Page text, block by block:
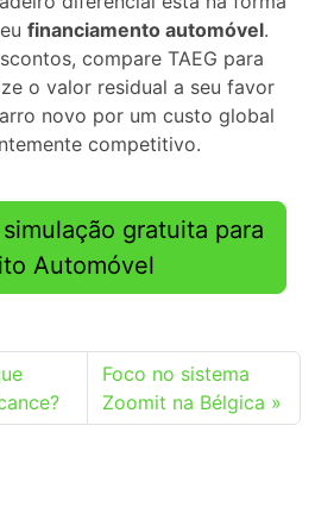
financiamento automóvel.
compare TAEG para
o valor residual a seu favor
novo por um custo global
competitivo.
gratuita para
Automóvel
Foco no sistema
Zoomit na Bélgica